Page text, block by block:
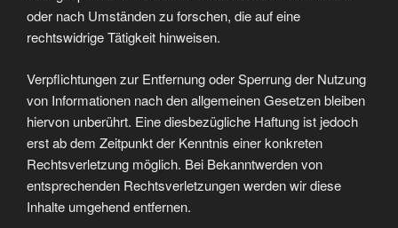
oder nach Umständen zu forschen, die auf eine
rechtswidrige Tätigkeit hinweisen.
Verpflichtungen zur Entfernung oder Sperrung der Nutzung
von Informationen nach den allgemeinen Gesetzen bleiben
hiervon unberührt. Eine diesbezügliche Haftung ist jedoch
erst ab dem Zeitpunkt der Kenntnis einer konkreten
Rechtsverletzung möglich. Bei Bekanntwerden von
entsprechenden Rechtsverletzungen werden wir diese
Inhalte umgehend entfernen.